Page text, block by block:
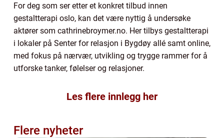
For deg som ser etter et konkret tilbud innen
gestaltterapi oslo, kan det være nyttig å undersøke
aktører som cathrinebroymer.no. Her tilbys gestaltterapi
i lokaler på Senter for relasjon i Bygdøy allé samt online,
med fokus på nærvær, utvikling og trygge rammer for å
utforske tanker, følelser og relasjoner.
Les flere innlegg her
Flere nyheter